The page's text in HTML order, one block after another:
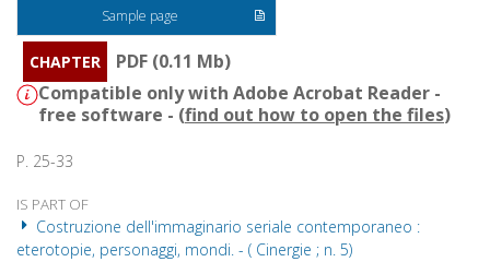
Sample page
CHAPTER
PDF (0.11 Mb)
Compatible only with Adobe Acrobat Reader -
free software - (find out how to open the files)
P. 25-33
IS PART OF
Costruzione dell'immaginario seriale contemporaneo :
eterotopie, personaggi, mondi. - ( Cinergie ; n. 5)